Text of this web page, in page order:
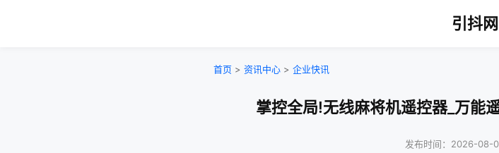
引抖网
首页 > 资讯中心 > 企业快讯
掌控全局!无线麻将机遥控器_万能
发布时间：2026-08-